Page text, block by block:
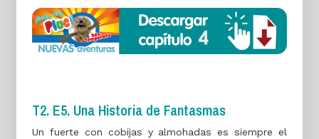
T2. E5. Una Historia de Fantasmas
Un fuerte con cobijas y almohadas es siempre el